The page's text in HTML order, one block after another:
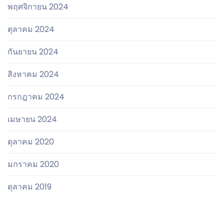
พฤศจิกายน 2024
ตุลาคม 2024
กันยายน 2024
สิงหาคม 2024
กรกฎาคม 2024
เมษายน 2024
ตุลาคม 2020
มกราคม 2020
ตุลาคม 2019